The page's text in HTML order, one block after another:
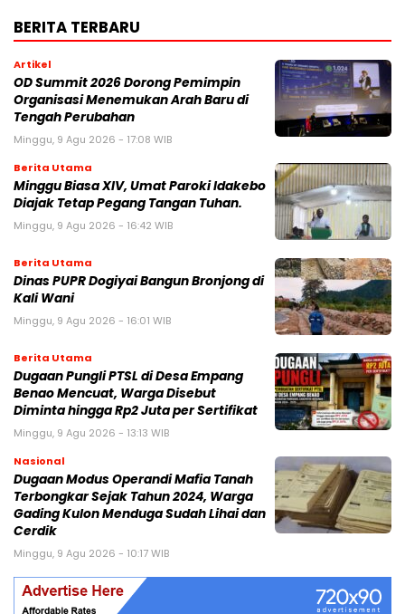
BERITA TERBARU
Artikel
OD Summit 2026 Dorong Pemimpin
Organisasi Menemukan Arah Baru di
Tengah Perubahan
Minggu, 9 Agu 2026 - 17:08 WIB
Berita Utama
Minggu Biasa XIV, Umat Paroki Idakebo
Diajak Tetap Pegang Tangan Tuhan.
Minggu, 9 Agu 2026 - 16:42 WIB
Berita Utama
Dinas PUPR Dogiyai Bangun Bronjong di
Kali Wani
Minggu, 9 Agu 2026 - 16:01 WIB
Berita Utama
Dugaan Pungli PTSL di Desa Empang
Benao Mencuat, Warga Disebut
Diminta hingga Rp2 Juta per Sertifikat
Minggu, 9 Agu 2026 - 13:13 WIB
Nasional
Dugaan Modus Operandi Mafia Tanah
Terbongkar Sejak Tahun 2024, Warga
Gading Kulon Menduga Sudah Lihai dan
Cerdik
Minggu, 9 Agu 2026 - 10:17 WIB